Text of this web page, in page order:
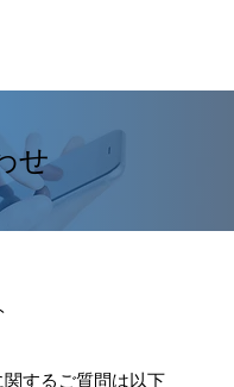
せ
するご質問は以下